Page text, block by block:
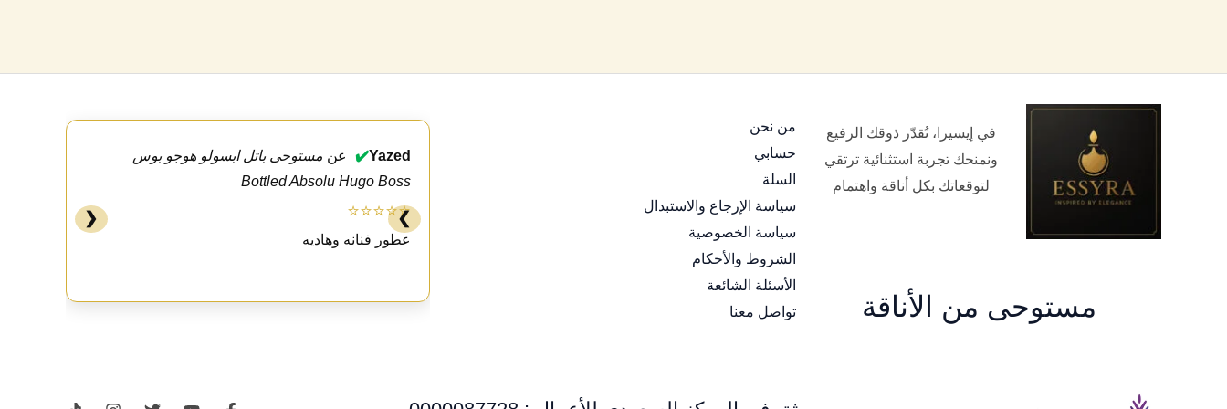
في إيسيرا، نُقدّر ذوقك الرفيع
ونمنحك تجربة استثنائية ترتقي
لتوقعاتك بكل أناقة واهتمام
مستوحى من الأناقة
من نحن
حسابي
السلة
سياسة الإرجاع والاستبدال
سياسة الخصوصية
الشروط والأحكام
الأسئلة الشائعة
تواصل معنا
Yazed
✔️ عن مستوحى باتل ابسولو هوجو بوس
Bottled Absolu Hugo Boss
⭐⭐⭐⭐⭐
عطور فنانه وهاديه
❮ ❯